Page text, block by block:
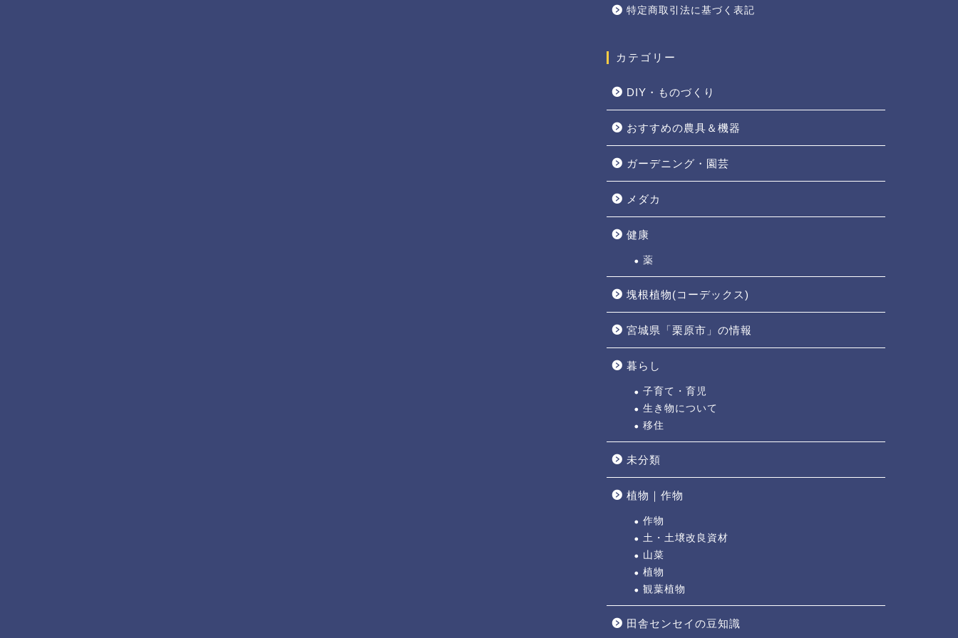
特定商取引法に基づく表記
カテゴリー
DIY・ものづくり
おすすめの農具＆機器
ガーデニング・園芸
メダカ
健康
薬
塊根植物(コーデックス)
宮城県「栗原市」の情報
暮らし
子育て・育児
生き物について
移住
未分類
植物｜作物
作物
土・土壌改良資材
山菜
植物
観葉植物
田舎センセイの豆知識